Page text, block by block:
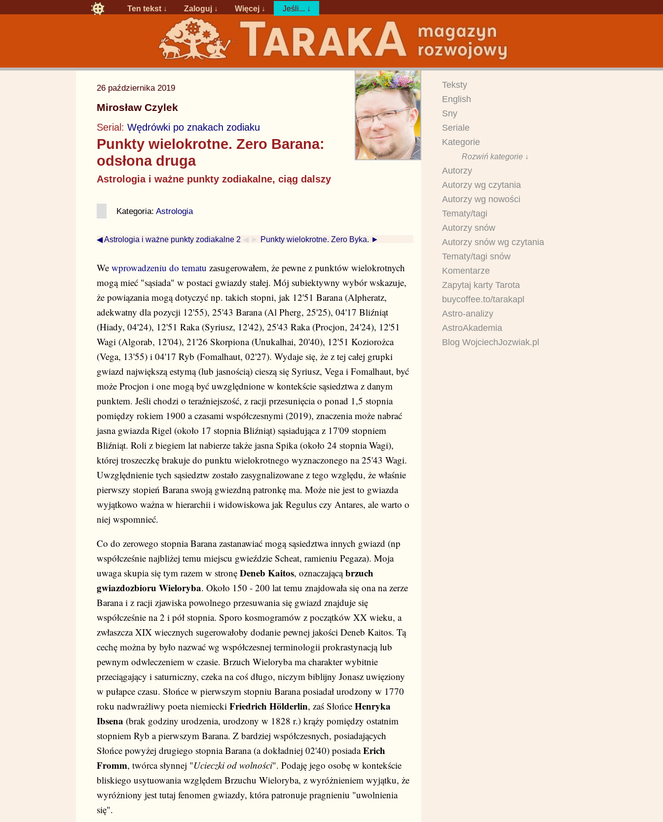
Ten tekst ↓ Zaloguj ↓ Więcej ↓ Jeśli... ↓
26 października 2019
Mirosław Czylek
Serial: Wędrówki po znakach zodiaku
Punkty wielokrotne. Zero Barana:
odsłona druga
Astrologia i ważne punkty zodiakalne, ciąg dalszy
Kategoria: Astrologia
◀ Astrologia i ważne punkty zodiakalne 2 ◀ ► Punkty wielokrotne. Zero Byka. ►
We wprowadzeniu do tematu zasugerowałem, że pewne z punktów wielokrotnych
mogą mieć "sąsiada" w postaci gwiazdy stałej. Mój subiektywny wybór wskazuje,
że powiązania mogą dotyczyć np. takich stopni, jak 12'51 Barana (Alpheratz,
adekwatny dla pozycji 12'55), 25'43 Barana (Al Pherg, 25'25), 04'17 Bliźniąt
(Hiady, 04'24), 12'51 Raka (Syriusz, 12'42), 25'43 Raka (Procjon, 24'24), 12'51
Wagi (Algorab, 12'04), 21'26 Skorpiona (Unukalhai, 20'40), 12'51 Koziorożca
(Vega, 13'55) i 04'17 Ryb (Fomalhaut, 02'27). Wydaje się, że z tej całej grupki
gwiazd największą estymą (lub jasnością) cieszą się Syriusz, Vega i Fomalhaut, być
może Procjon i one mogą być uwzględnione w kontekście sąsiedztwa z danym
punktem. Jeśli chodzi o teraźniejszość, z racji przesunięcia o ponad 1,5 stopnia
pomiędzy rokiem 1900 a czasami współczesnymi (2019), znaczenia może nabrać
jasna gwiazda Rigel (około 17 stopnia Bliźniąt) sąsiadująca z 17'09 stopniem
Bliźniąt. Roli z biegiem lat nabierze także jasna Spika (około 24 stopnia Wagi),
której troszeczkę brakuje do punktu wielokrotnego wyznaczonego na 25'43 Wagi.
Uwzględnienie tych sąsiedztw zostało zasygnalizowane z tego względu, że właśnie
pierwszy stopień Barana swoją gwiezdną patronkę ma. Może nie jest to gwiazda
wyjątkowo ważna w hierarchii i widowiskowa jak Regulus czy Antares, ale warto o
niej wspomnieć.
Co do zerowego stopnia Barana zastanawiać mogą sąsiedztwa innych gwiazd (np
współcześnie najbliżej temu miejscu gwieździe Scheat, ramieniu Pegaza). Moja
uwaga skupia się tym razem w stronę Deneb Kaitos, oznaczającąbrzuch
gwiazdozbioru Wieloryba. Około 150 - 200 lat temu znajdowała się ona na zerze
Barana i z racji zjawiska powolnego przesuwania się gwiazd znajduje się
współcześnie na 2 i pół stopnia. Sporo kosmogramów z początków XX wieku, a
zwłaszcza XIX wiecznych sugerowałoby dodanie pewnej jakości Deneb Kaitos. Tą
cechę można by było nazwać wg współczesnej terminologii prokrastynacją lub
pewnym odwleczeniem w czasie. Brzuch Wieloryba ma charakter wybitnie
przeciągający i saturniczny, czeka na coś długo, niczym biblijny Jonasz uwięziony
w pułapce czasu. Słońce w pierwszym stopniu Barana posiadał urodzony w 1770
roku nadwrażliwy poeta niemiecki Friedrich Hölderlin, zaś Słońce Henryka
Ibsena (brak godziny urodzenia, urodzony w 1828 r.) krąży pomiędzy ostatnim
stopniem Ryb a pierwszym Barana. Z bardziej współczesnych, posiadających
Słońce powyżej drugiego stopnia Barana (a dokładniej 02'40) posiadaErich
Fromm, twórca słynnej "Ucieczki od wolności". Podaję jego osobę w kontekście
bliskiego usytuowania względem Brzuchu Wieloryba, z wyróżnieniem wyjątku, że
wyróżniony jest tutaj fenomen gwiazdy, która patronuje pragnieniu "uwolnienia
się".
Teksty
English
Sny
Seriale
Kategorie
Rozwiń kategorie ↓
Autorzy
Autorzy wg czytania
Autorzy wg nowości
Tematy/tagi
Autorzy snów
Autorzy snów wg czytania
Tematy/tagi snów
Komentarze
Zapytaj karty Tarota
buycoffee.to/tarakapl
Astro-analizy
AstroAkademia
Blog WojciechJozwiak.pl